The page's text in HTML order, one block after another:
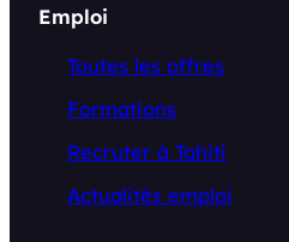
Emploi
Toutes les offres
Formations
Recruter à Tahiti
Actualités emploi